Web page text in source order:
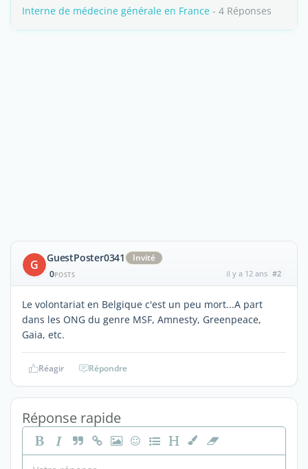
Interne de médecine générale en France - 4 Réponses
G GuestPoster0341
Invité
0POSTS il y a 12 ans #2
Le volontariat en Belgique c'est un peu mort...A part
dans les ONG du genre MSF, Amnesty, Greenpeace,
Gaia, etc.
Réagir Répondre
Réponse rapide